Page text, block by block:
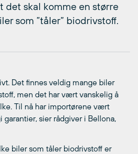
det skal komme en større
som ”tåler” biodrivstoff.
Det finnes veldig mange biler
men det har vært vanskelig å
Til nå har importørene vært
sier rådgiver i Bellona,
biler som tåler biodrivstoff er